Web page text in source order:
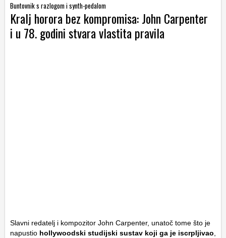
Buntovnik s razlogom i synth-pedalom
Kralj horora bez kompromisa: John Carpenter
i u 78. godini stvara vlastita pravila
Slavni redatelj i kompozitor John Carpenter, unatoč tome što je
napustio hollywoodski studijski sustav koji ga je iscrpljivao